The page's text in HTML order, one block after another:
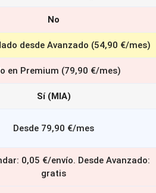
No
desde Avanzado (54,90 €/mes)
en Premium (79,90 €/mes)
Sí (MIA)
Desde 79,90 €/mes
0,05 €/envío. Desde Avanzado:
gratis